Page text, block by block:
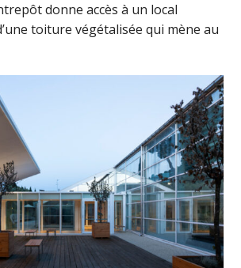
donne accès à un local
toiture végétalisée qui mène au